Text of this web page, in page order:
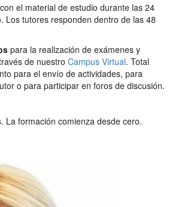
el material de estudio durante las 24
Los tutores responden dentro de las 48
para la realización de exámenes y
de nuestro Campus Virtual. Total
para el envío de actividades, para
o para participar en foros de discusión.
La formación comienza desde cero.